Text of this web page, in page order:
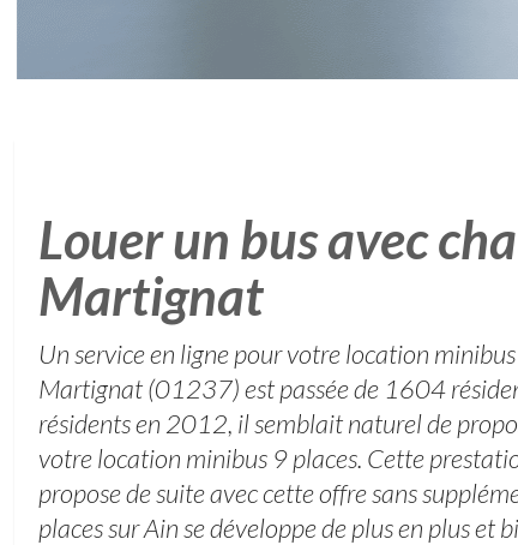
Louer un bus avec
Martignat
Un service en ligne pour votre location
Martignat (01237) est passée de 1604
résidents en 2012, il semblait naturel de
votre location minibus 9 places. Cette
propose de suite avec cette offre sans
places sur Ain se développe de plus en plus et